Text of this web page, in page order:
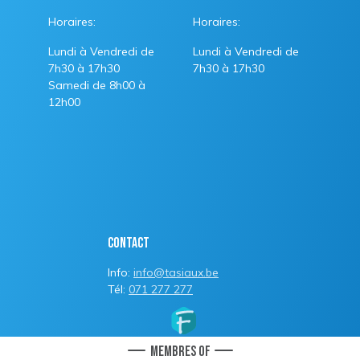
Horaires:
Lundi à Vendredi de
7h30 à 17h30
Samedi de 8h00 à
12h00
Horaires:
Lundi à Vendredi de
7h30 à 17h30
Contact
Info: info@tasiaux.be
Tél: 071 277 277
Membres of